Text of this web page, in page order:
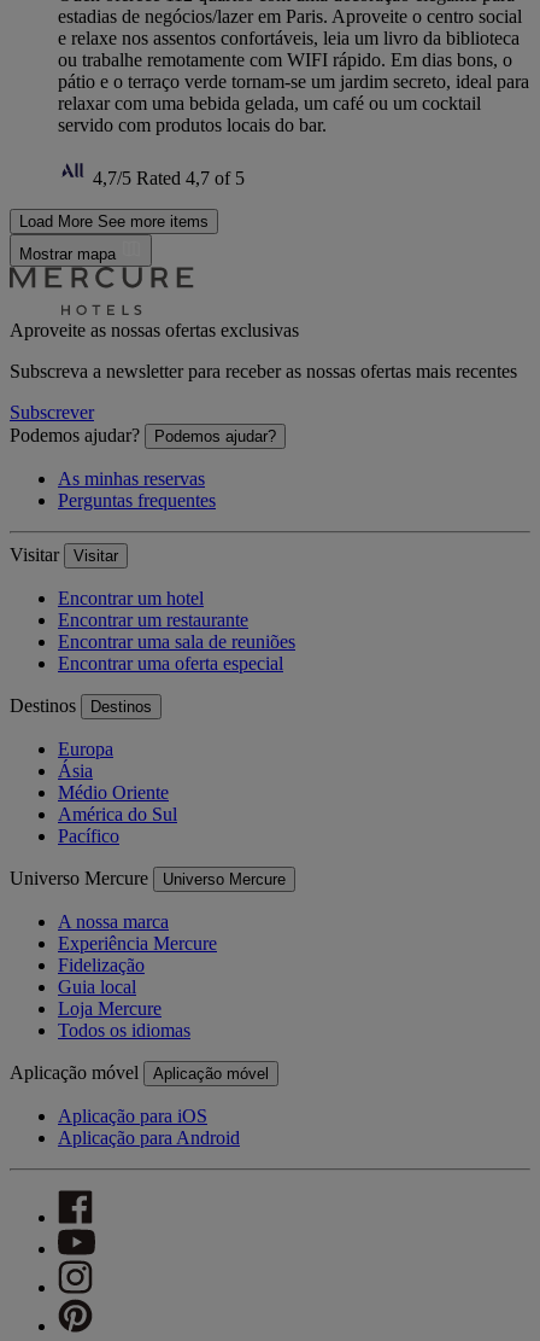
estadias de negócios/lazer em Paris. Aproveite o centro social
e relaxe nos assentos confortáveis, leia um livro da biblioteca
ou trabalhe remotamente com WIFI rápido. Em dias bons, o
pátio e o terraço verde tornam-se um jardim secreto, ideal para
relaxar com uma bebida gelada, um café ou um cocktail
servido com produtos locais do bar.
4,7/5 Rated 4,7 of 5
Load More See more items
Mostrar mapa
Aproveite as nossas ofertas exclusivas
Subscreva a newsletter para receber as nossas ofertas mais recentes
Subscrever
Podemos ajudar?
Podemos ajudar?
As minhas reservas
Perguntas frequentes
Visitar Visitar
Encontrar um hotel
Encontrar um restaurante
Encontrar uma sala de reuniões
Encontrar uma oferta especial
Destinos Destinos
Europa
Ásia
Médio Oriente
América do Sul
Pacífico
Universo Mercure Universo Mercure
A nossa marca
Experiência Mercure
Fidelização
Guia local
Loja Mercure
Todos os idiomas
Aplicação móvel Aplicação móvel
Aplicação para iOS
Aplicação para Android